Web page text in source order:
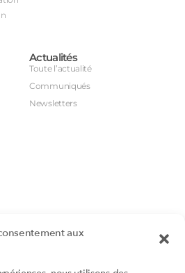
aux
Actualités
Toute l’actualité
Communiqués
Newsletters